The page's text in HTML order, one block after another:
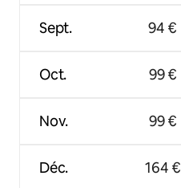
Sept.
Oct.
Nov.
Déc.
94 €
99 €
99 €
164 €